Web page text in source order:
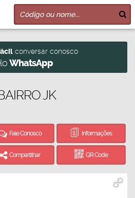
conversar conosco
WhatsApp
JK
Fale Conosco Informações
Compartilhar QR Code